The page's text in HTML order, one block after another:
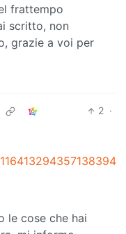
frattempo
scritto, non
grazie a voi per
2 ·
le cose che hai